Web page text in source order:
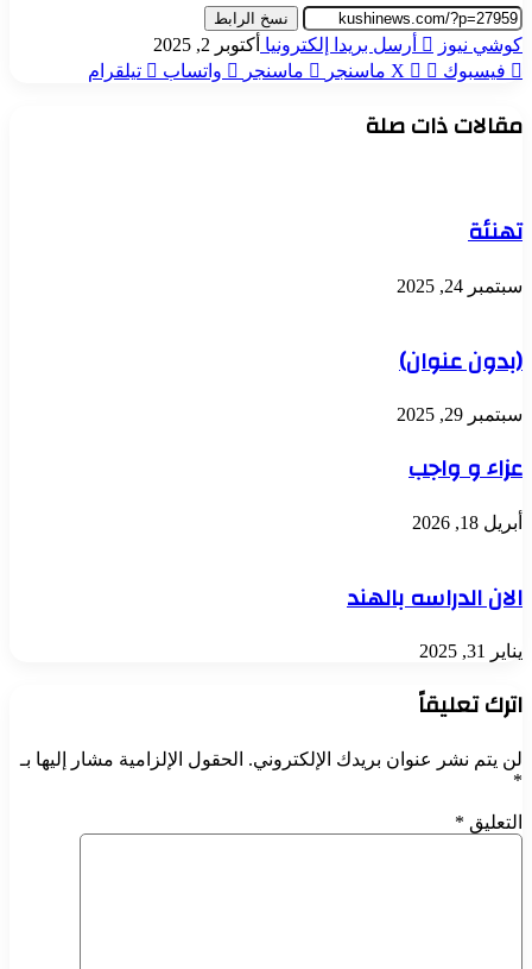
نسخ الرابط
كوشي نيوز أرسل بريدا إلكترونيا أكتوبر 2, 2025
فيسبوك
‫X ماسنجر ماسنجر واتساب تيلقرام
مقالات ذات صلة
تهنئة
سبتمبر 24, 2025
(بدون عنوان)
سبتمبر 29, 2025
عزاء و واجب
أبريل 18, 2026
الان الدراسه بالهند
يناير 31, 2025
اترك تعليقاً
لن يتم نشر عنوان بريدك الإلكتروني. الحقول الإلزامية مشار إليها بـ
*
التعليق *